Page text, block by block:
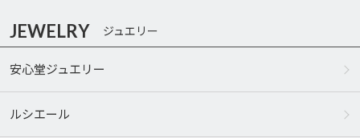
JEWELRY ジュエリー
安心堂ジュエリー
ルシエール